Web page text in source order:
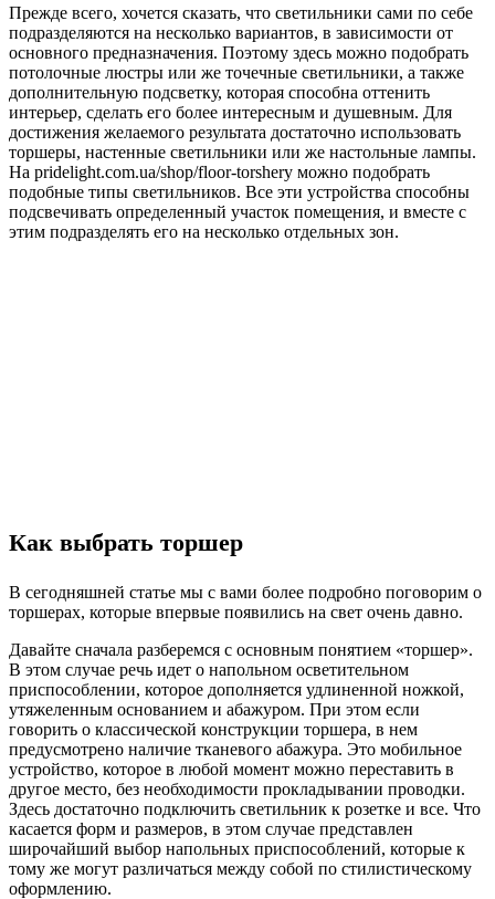
Прежде всего, хочется сказать, что светильники сами по себе
подразделяются на несколько вариантов, в зависимости от
основного предназначения. Поэтому здесь можно подобрать
потолочные люстры или же точечные светильники, а также
дополнительную подсветку, которая способна оттенить
интерьер, сделать его более интересным и душевным. Для
достижения желаемого результата достаточно использовать
торшеры, настенные светильники или же настольные лампы.
На pridelight.com.ua/shop/floor-torshery можно подобрать
подобные типы светильников. Все эти устройства способны
подсвечивать определенный участок помещения, и вместе с
этим подразделять его на несколько отдельных зон.
Как выбрать торшер
В сегодняшней статье мы с вами более подробно поговорим о
торшерах, которые впервые появились на свет очень давно.
Давайте сначала разберемся с основным понятием «торшер».
В этом случае речь идет о напольном осветительном
приспособлении, которое дополняется удлиненной ножкой,
утяжеленным основанием и абажуром. При этом если
говорить о классической конструкции торшера, в нем
предусмотрено наличие тканевого абажура. Это мобильное
устройство, которое в любой момент можно переставить в
другое место, без необходимости прокладывании проводки.
Здесь достаточно подключить светильник к розетке и все. Что
касается форм и размеров, в этом случае представлен
широчайший выбор напольных приспособлений, которые к
тому же могут различаться между собой по стилистическому
оформлению.